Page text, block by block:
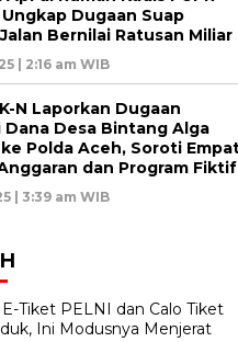
Dugaan Suap
Bernilai Ratusan Miliar
| 2:16 am WIB
N Laporkan Dugaan
Dana Desa Bintang Alga
ke Polda Aceh, Soroti
dan Program Fiktif
| 3:39 am WIB